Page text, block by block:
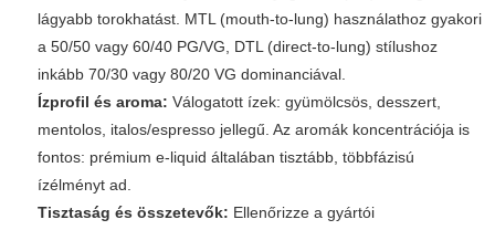
lágyabb torokhatást. MTL (mouth-to-lung) használathoz gyakori
a 50/50 vagy 60/40 PG/VG, DTL (direct-to-lung) stílushoz
inkább 70/30 vagy 80/20 VG dominanciával.
Ízprofil és aroma: Válogatott ízek: gyümölcsös, desszert,
mentolos, italos/espresso jellegű. Az aromák koncentrációja is
fontos: prémium e-liquid általában tisztább, többfázisú
ízélményt ad.
Tisztaság és összetevők: Ellenőrizze a gyártói